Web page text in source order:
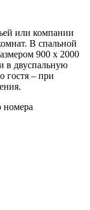
или компании
В спальной
900 х 2000
в двуспальную
гостя – при